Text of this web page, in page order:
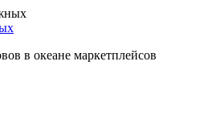
в океане маркетплейсов